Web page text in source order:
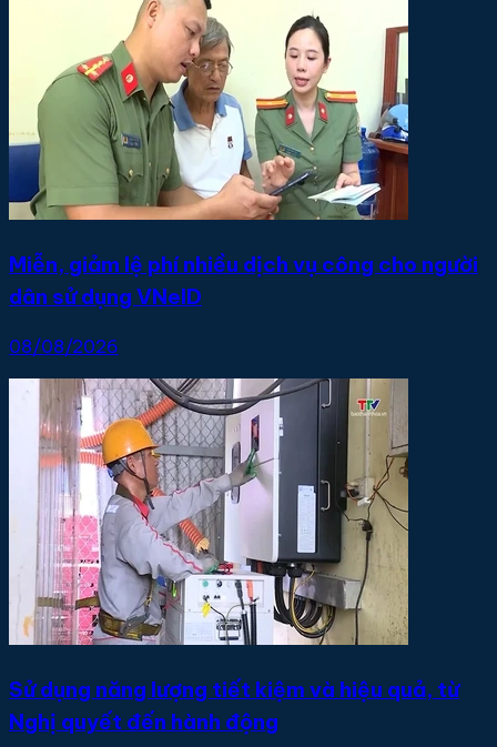
Miễn, giảm lệ phí nhiều dịch vụ công cho người
dân sử dụng VNeID
08/08/2026
Sử dụng năng lượng tiết kiệm và hiệu quả, từ
Nghị quyết đến hành động